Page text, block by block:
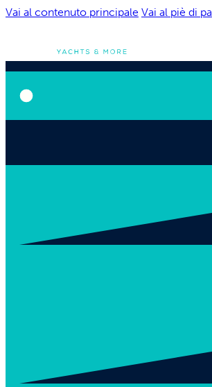
Vai al contenuto principale Vai al piè di